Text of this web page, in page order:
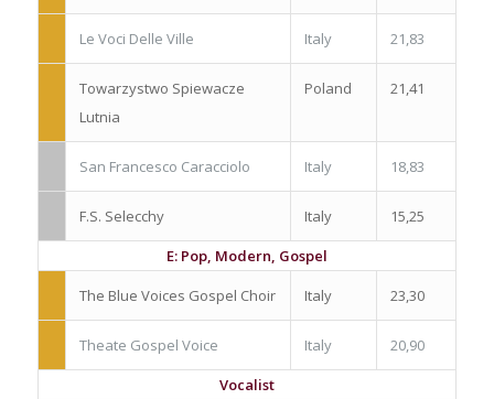
Le Voci Delle Ville Italy 21,83
Towarzystwo Spiewacze
Lutnia
Poland 21,41
San Francesco Caracciolo Italy 18,83
F.S. Selecchy Italy
15,25
E: Pop, Modern, Gospel
The Blue Voices Gospel Choir
Italy 23,30
Theate Gospel Voice Italy
20,90
Vocalist